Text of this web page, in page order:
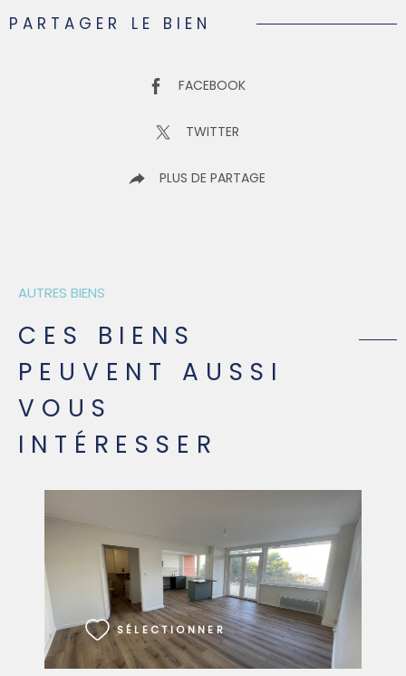
PARTAGER LE BIEN
FACEBOOK
TWITTER
PLUS DE PARTAGE
AUTRES BIENS
CES BIENS
PEUVENT AUSSI
VOUS
INTÉRESSER
SÉLECTIONNER
VOIR LE BIEN